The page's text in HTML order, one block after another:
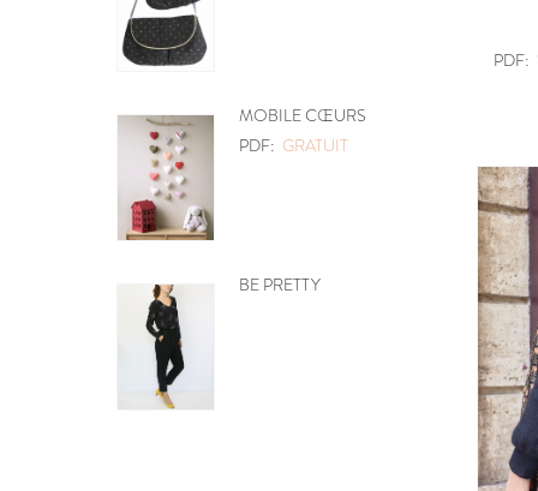
MOBILE CŒURS
PDF: GRATUIT
BE PRETTY
PDF: